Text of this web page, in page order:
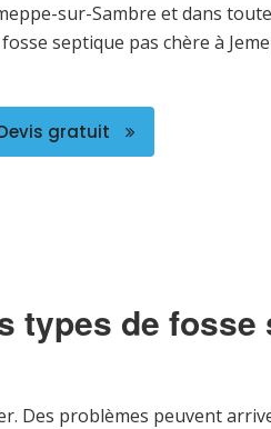
sur-Sambre et dans
septique pas chère à
gratuit
types de fosse
Des problèmes peuvent